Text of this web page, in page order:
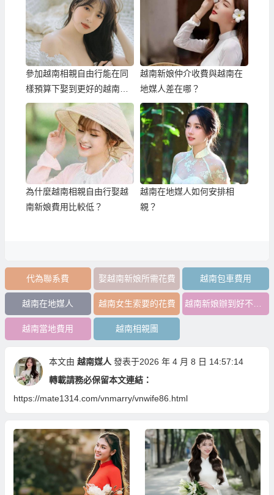
參加越南相親自由行能在同
樣預算下娶到更好的越南新
娘！
越南新娘仲介收費與越南在
地媒人差在哪？
為什麼越南相親自由行娶越
南新娘費用比較低？
越南在地媒人如何安排相
親？
代為聯系費 娶越南新娘所需花費 越南包車費用
越南在地媒人 越南女生索要的花費
越南當地費用 越南相親團
本文由 越南媒人 發表于2026 年 4 月 8 日 14:57:14
轉載請務必保留本文連結：
https://mate1314.com/vnmarry/vnwife86.html